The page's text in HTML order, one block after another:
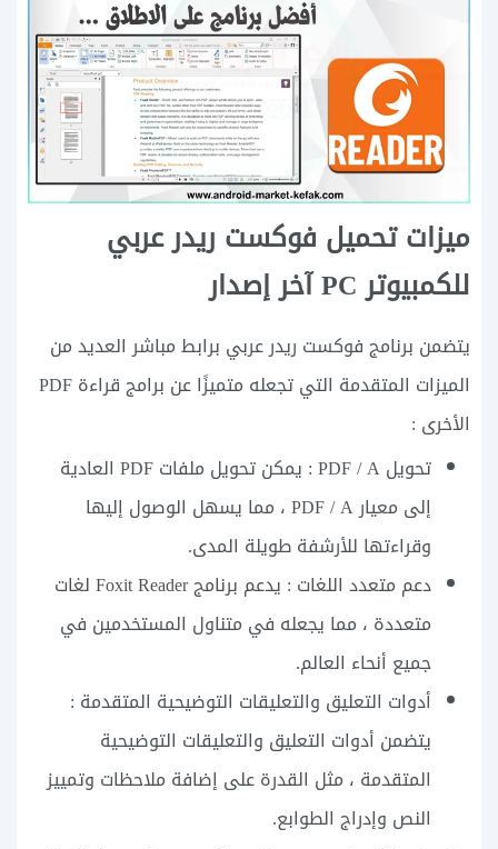
ميزات تحميل فوكست ريدر عربي
للكمبيوتر PC آخر إصدار
يتضمن برنامج فوكست ريدر عربي برابط مباشر العديد من
الميزات المتقدمة التي تجعله متميزًا عن برامج قراءة PDF
الأخرى :
تحويل PDF / A : يمكن تحويل ملفات PDF العادية
إلى معيار PDF / A ، مما يسهل الوصول إليها
وقراءتها للأرشفة طويلة المدى.
دعم متعدد اللغات : يدعم برنامج Foxit Reader لغات
متعددة ، مما يجعله في متناول المستخدمين في
جميع أنحاء العالم.
أدوات التعليق والتعليقات التوضيحية المتقدمة :
يتضمن أدوات التعليق والتعليقات التوضيحية
المتقدمة ، مثل القدرة على إضافة ملاحظات وتمييز
النص وإدراج الطوابع.